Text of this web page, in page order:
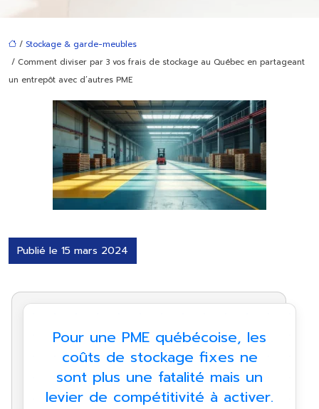
/ Stockage & garde-meubles
/ Comment diviser par 3 vos frais de stockage au Québec en partageant
un entrepôt avec d’autres PME
Publié le 15 mars 2024
Pour une PME québécoise, les
coûts de stockage fixes ne
sont plus une fatalité mais un
levier de compétitivité à activer.